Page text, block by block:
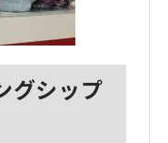
グシップ